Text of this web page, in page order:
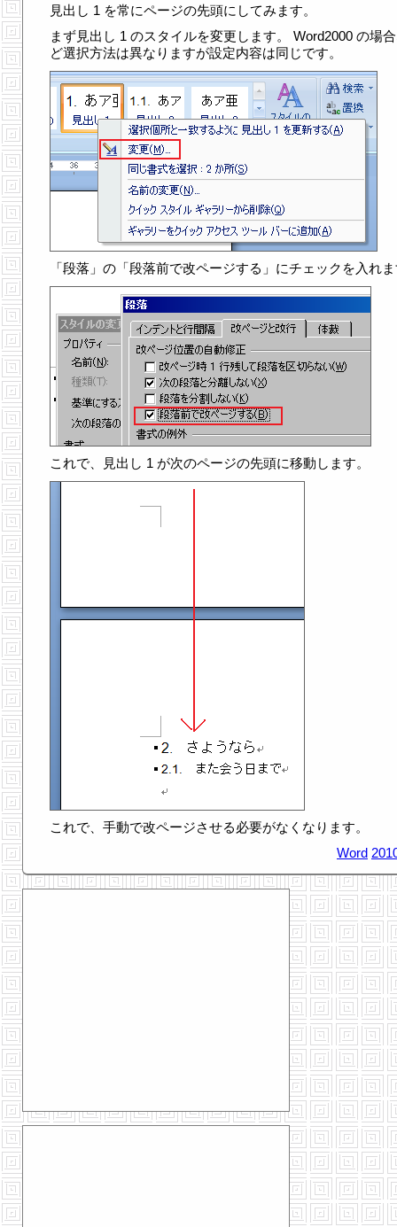
見出し 1 を常にページの先頭にしてみます。
まず見出し 1 のスタイルを変更します。 Word2000 の場
ど選択方法は異なりますが設定内容は同じです。
「段落」の「段落前で改ページする」にチェックを入れ
これで、見出し 1 が次のページの先頭に移動します。
これで、手動で改ページさせる必要がなくなります。
Word